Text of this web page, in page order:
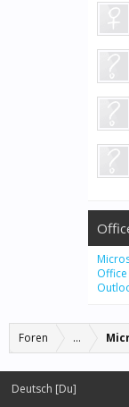
Foren ...
Deutsch [Du]